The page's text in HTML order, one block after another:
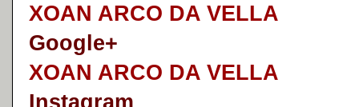
XOAN ARCO DA VELLA
Google+
XOAN ARCO DA VELLA
Instagram